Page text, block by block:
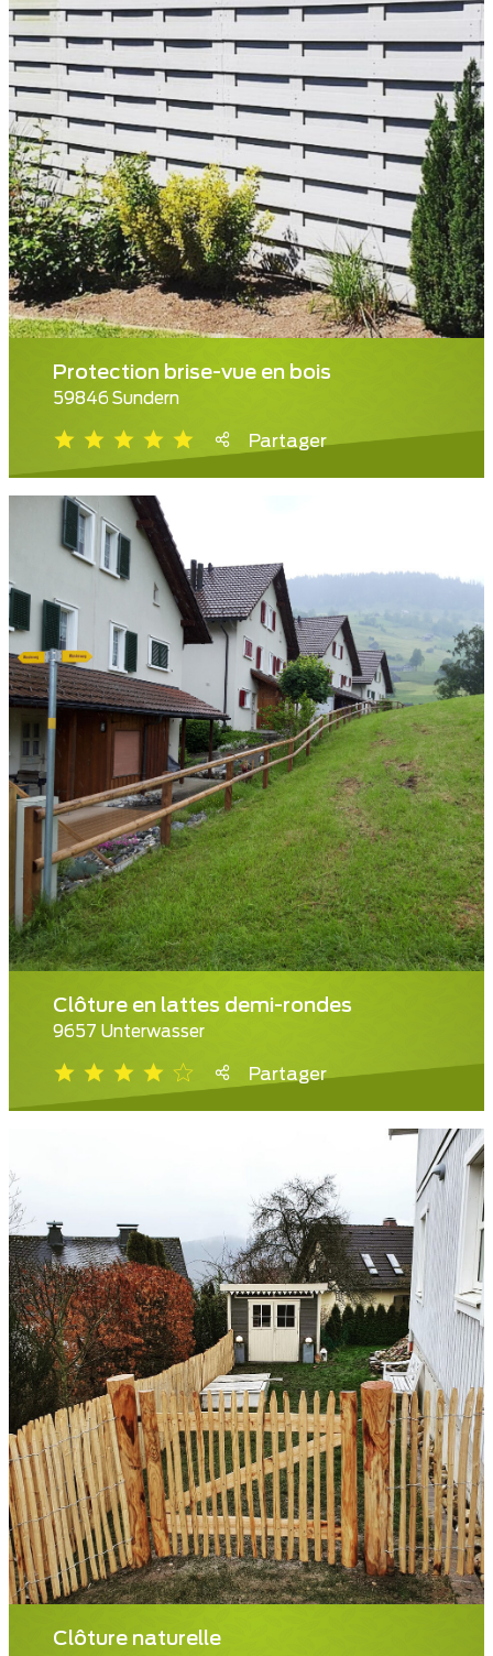
Protection brise-vue en bois
59846 Sundern
Partager
Clôture en lattes demi-rondes
9657 Unterwasser
Partager
Clôture naturelle